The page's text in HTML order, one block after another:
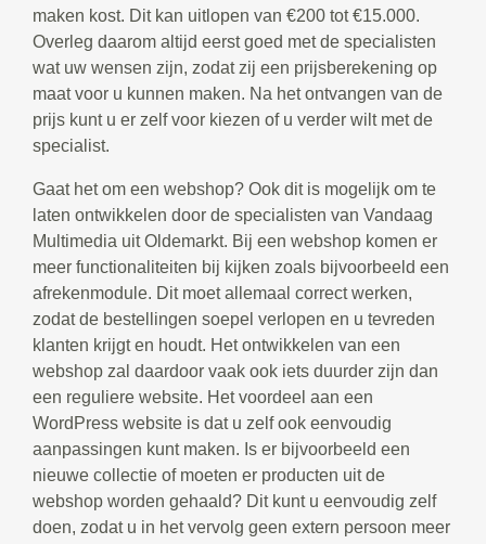
maken kost. Dit kan uitlopen van €200 tot €15.000.
Overleg daarom altijd eerst goed met de specialisten
wat uw wensen zijn, zodat zij een prijsberekening op
maat voor u kunnen maken. Na het ontvangen van de
prijs kunt u er zelf voor kiezen of u verder wilt met de
specialist.
Gaat het om een webshop? Ook dit is mogelijk om te
laten ontwikkelen door de specialisten van Vandaag
Multimedia uit Oldemarkt. Bij een webshop komen er
meer functionaliteiten bij kijken zoals bijvoorbeeld een
afrekenmodule. Dit moet allemaal correct werken,
zodat de bestellingen soepel verlopen en u tevreden
klanten krijgt en houdt. Het ontwikkelen van een
webshop zal daardoor vaak ook iets duurder zijn dan
een reguliere website. Het voordeel aan een
WordPress website is dat u zelf ook eenvoudig
aanpassingen kunt maken. Is er bijvoorbeeld een
nieuwe collectie of moeten er producten uit de
webshop worden gehaald? Dit kunt u eenvoudig zelf
doen, zodat u in het vervolg geen extern persoon meer